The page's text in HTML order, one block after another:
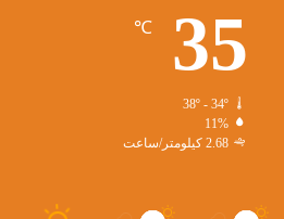
35
℃
38º - 34º
11%
2.68 کیلومتر/ساعت